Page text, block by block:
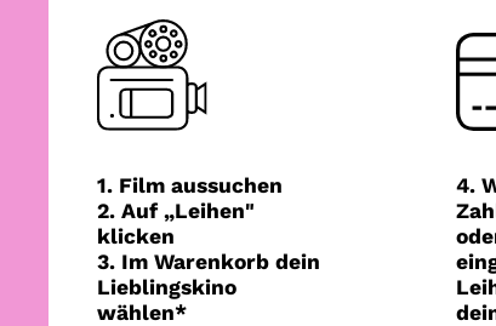
1. Film aussuchen
2. Auf „Leihen"
klicken
3. Im Warenkorb dein
Lieblingskino
wählen*
4.